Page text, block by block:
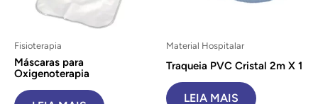
Fisioterapia
Máscaras para
Oxigenoterapia
Material Hospitalar
Traqueia PVC Cristal 2m X 1
LEIA MAIS